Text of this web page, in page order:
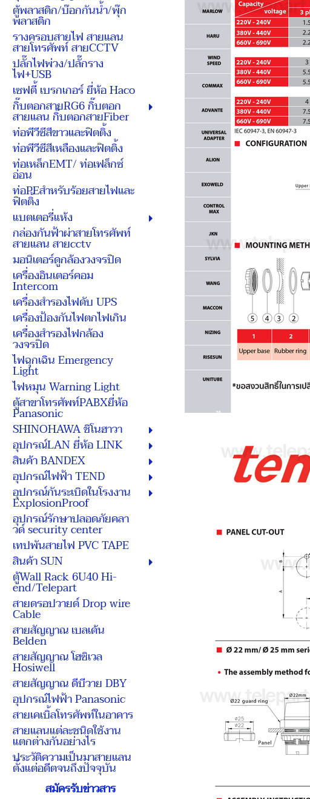
ตู้พลาสติก/บ๊อกกันน้ำ/พุ๊ก
พลาสติก
รางครอบสายไฟ สายแลน
สายโทรศัพท์ สายCCTV
ปลั๊กไฟพ่วง/ปลั๊กราง
ไฟ+USB
เซฟตี้ เบรกเกอร์ ยี่ห้อ Haco
กิ๊บตอกสายRG6 กิ๊บตอก
สายแลน กิ๊บตอกสายFiber
ท่อพีวีซีสีขาวและฟิตติ้ง
ท่อพีวีซีสีเหลืองและฟิตติ้ง
ท่อเหล็กEMT/ ท่อเฟล็กซ์
อ่อน
ท่อPEสำหรับร้อยสายไฟและ
ฟิตติ้ง
แบตเตอรี่แห้ง
กล่องกันฟ้าผ่าสายโทรศัพท์
สายแลน สายcctv
มอนิเตอร์ดูกล้องวงจรปิด
เครื่องอินเตอร์คอม
Intercom
เครื่องสำรองไฟดับ UPS
เครื่องป้องกันไฟตกไฟเกิน
เครื่องสำรองไฟกล้อง
วงจรปิด
ไฟฉุกเฉิน Emergency
Light
ไฟหมุน Warning Light
ตู้สาขาโทรศัพท์PABXยี่ห้อ
Panasonic
SHINOHAWA ชิโนฮาวา
อุปกรณ์LAN ยี่ห้อ LINK
สินค้า BANDEX
อุปกรณ์ไฟฟ้า TEND
อุปกรณ์กันระเบิดในโรงงาน
ExplosionProof
อุปกรณ์รักษาปลอดภัยคลา
วด์ security center
เทปพันสายไฟ PVC TAPE
สินค้า SUN
ตู้Wall Rack 6U40 Hi-
end/Telepart
สายดรอปวายด์ Drop wire
Cable
สายสัญญาณ เบลเด้น
Belden
สายสัญญาณ โฮซิเวล
Hosiwell
สายสัญญาณ ดีบีวาย DBY
อุปกรณ์ไฟฟ้า Panasonic
สายเคเบิ้ลโทรศัพท์ในอาคาร
สายแลนแต่ละชนิดใช้งาน
แตกต่างกันอย่างไร
ประวัติความเป็นมาสายแลน
ตั้งแต่อดีตจนถึงปัจจุบัน
สมัครรับข่าวสาร